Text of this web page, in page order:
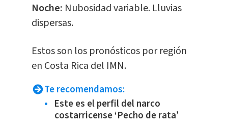
Noche: Nubosidad variable. Lluvias
dispersas.
Estos son los pronósticos por región
en Costa Rica del IMN.
Te recomendamos:
Este es el perfil del narco
costarricense ‘Pecho de rata’